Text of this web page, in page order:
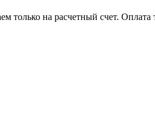
на расчетный счет. Оплата